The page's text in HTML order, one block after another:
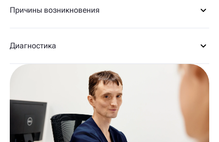
Причины возникновения
Диагностика